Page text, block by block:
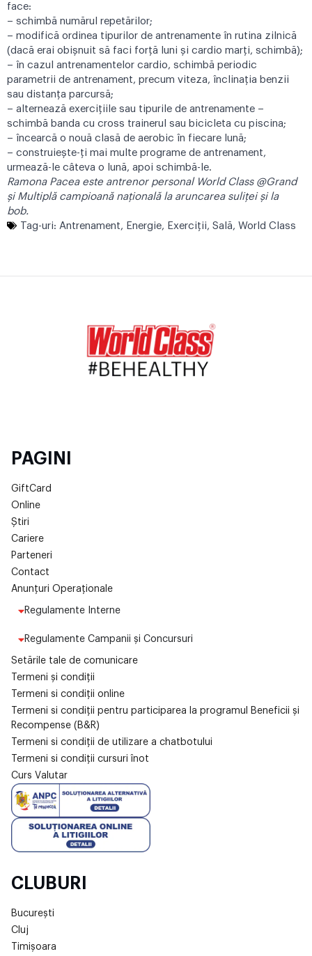
face:
– schimbă numărul repetărilor;
– modifică ordinea tipurilor de antrenamente în rutina zilnică
(dacă erai obișnuit să faci forță luni și cardio marți, schimbă);
– în cazul antrenamentelor cardio, schimbă periodic
parametrii de antrenament, precum viteza, înclinația benzii
sau distanța parcursă;
– alternează exercițiile sau tipurile de antrenamente –
schimbă banda cu cross trainerul sau bicicleta cu piscina;
– încearcă o nouă clasă de aerobic în fiecare lună;
– construiește-ți mai multe programe de antrenament,
urmează-le câteva o lună, apoi schimbă-le.
Ramona Pacea este antrenor personal World Class @Grand
și Multiplă campioană națională la aruncarea suliței și la
bob.
Tag-uri: Antrenament, Energie, Exerciţii, Sală, World Class
PAGINI
GiftCard
Online
Știri
Cariere
Parteneri
Contact
Anunțuri Operaționale
Regulamente Interne
Regulamente Campanii și Concursuri
Setările tale de comunicare
Termeni și condiții
Termeni si condiții online
Termeni si condiții pentru participarea la programul Beneficii și
Recompense (B&R)
Termeni si condiții de utilizare a chatbotului
Termeni si condiții cursuri înot
Curs Valutar
CLUBURI
București
Cluj
Timișoara